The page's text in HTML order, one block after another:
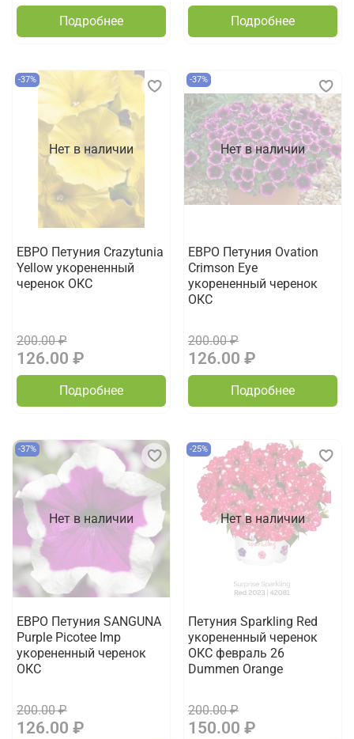
Подробнее Подробнее
Нет в наличии
-37%
ЕВРО Петуния Crazytunia
Yellow укорененный
черенок ОКС
200.00 ₽
126.00 ₽
Подробнее
Нет в наличии
-37%
ЕВРО Петуния Ovation
Crimson Eye
укорененный черенок
ОКС
200.00 ₽
126.00 ₽
Подробнее
Нет в наличии
-37%
ЕВРО Петуния SANGUNA
Purple Picotee Imp
укорененный черенок
ОКС
200.00 ₽
126.00 ₽
Нет в наличии
-25%
Петуния Sparkling Red
укорененный черенок
ОКС февраль 26
Dummen Orange
200.00 ₽
150.00 ₽